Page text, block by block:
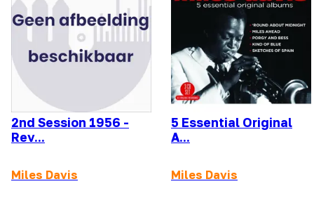
2nd Session 1956 -
Rev...
Miles Davis
5 Essential Original
A...
Miles Davis